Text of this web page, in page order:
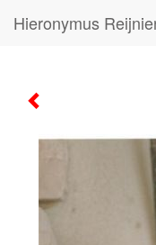
Hieronymus